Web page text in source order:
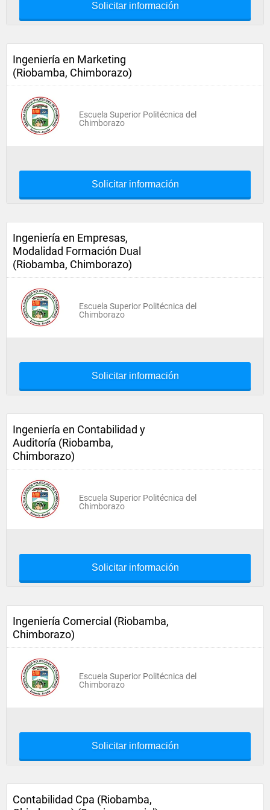
Solicitar información
Ingeniería en Marketing
(Riobamba, Chimborazo)
Escuela Superior Politécnica del
Chimborazo
Solicitar información
Ingeniería en Empresas,
Modalidad Formación Dual
(Riobamba, Chimborazo)
Escuela Superior Politécnica del
Chimborazo
Solicitar información
Ingeniería en Contabilidad y
Auditoría (Riobamba,
Chimborazo)
Escuela Superior Politécnica del
Chimborazo
Solicitar información
Ingeniería Comercial (Riobamba,
Chimborazo)
Escuela Superior Politécnica del
Chimborazo
Solicitar información
Contabilidad Cpa (Riobamba,